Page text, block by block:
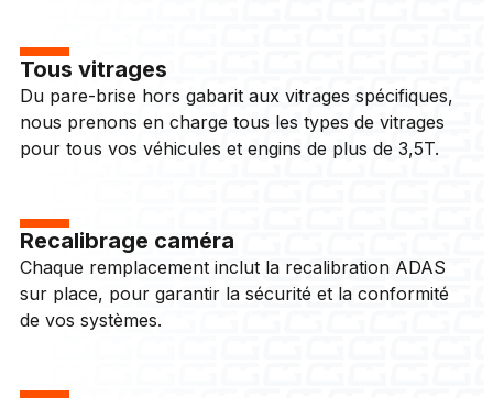
Tous vitrages
Du pare-brise hors gabarit aux vitrages spécifiques,
nous prenons en charge tous les types de vitrages
pour tous vos véhicules et engins de plus de 3,5T.
Recalibrage caméra
Chaque remplacement inclut la recalibration ADAS
sur place, pour garantir la sécurité et la conformité
de vos systèmes.